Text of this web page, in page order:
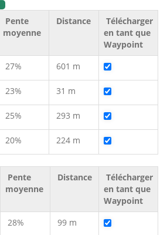
Pente
moyenne
Distance
Télécharger
en tant que
Waypoint
27% 601 m
23% 31 m
25% 293 m
20% 224 m
Pente
moyenne
Distance
Télécharger
en tant que
Waypoint
28% 99 m